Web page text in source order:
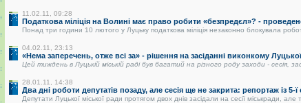
11.02.11, 09:28
Податкова міліція на Волині має право робити «безпредєл»? -
Понад три години 10 лютого у Луцьку податкова міліція незаконно блокувала
04.02.11, 23:13
«Нема заперечень, отже всі за» - рішення на засіданні виконкому
Цей тиждень в Луцькій міській раді був багатий на різного роду заходи - сесія,
28.01.11, 14:38
Два дні роботи депутатів позаду, але сесія ще не закрита: репортаж із 5-ї
Депутати Луцької міської ради протягом двох днів засідали на сесії міськради, але